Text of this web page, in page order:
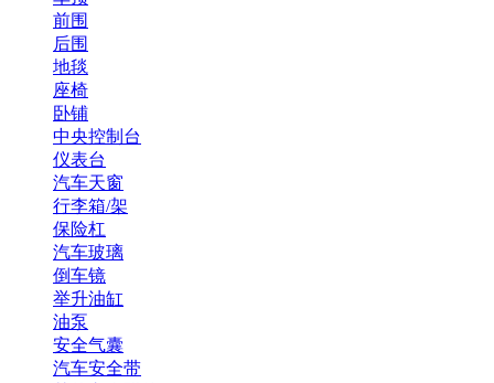
前围
后围
地毯
座椅
卧铺
中央控制台
仪表台
汽车天窗
行李箱/架
保险杠
汽车玻璃
倒车镜
举升油缸
油泵
安全气囊
汽车安全带